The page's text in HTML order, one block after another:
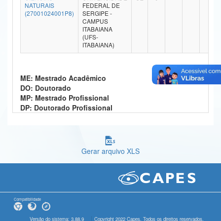
Ministério da Ciência, Tecnologia, Inovações e Comunicações
Ministério do Turismo
Controladoria-Geral da União
Ministério da Mulher, da Família e dos Direitos Humanos
Banco Central do Brasil
NATURAIS
(27001024001P8)
FEDERAL DE
SERGIPE -
CAMPUS
ITABAIANA
(UFS-
ITABAIANA)
ME: Mestrado Acadêmico
DO: Doutorado
MP: Mestrado Profissional
DP: Doutorado Profissional
Gerar arquivo XLS
Compatibilidade
Versão do sistema: 3.88.9 Copyright 2022 Capes. Todos os direitos reservados.